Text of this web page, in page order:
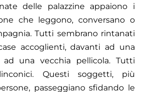
delle palazzine appaiono i
che leggono, conversano o
Tutti sembrano rintanati
accoglienti, davanti ad una
una vecchia pellicola. Tutti
Questi soggetti, più
passeggiano sfidando le